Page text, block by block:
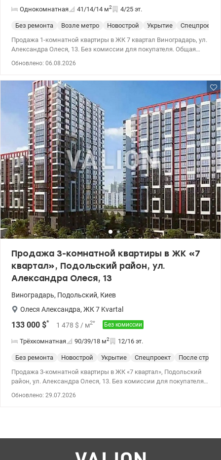
Однокомнатная 41/14/14 м2 4/25 эт.
Без ремонта Возле метро Новострой Укрытие
Спецпроект
Продажа 1-комнатной квартиры в ЖК 7 квартал Виноградарь, ул.
Александра Олеся, 13. Без комиссии для покупателя. Общая
гостиная — 14,3 кв. м, этаж 4/25. Квартира находится в доме 7.1, в
эксплуатацию в III квартале 2026 года, ведутся работы по фасаду
и благоустройству территории. Дом находится между ЖК
«Варшавские», ТРЦ «Ретровиль» – 150 м пешком. Продажа по
уступке прав в офисе застройщика, комиссию за уступку
оплачивает Продавец. Владелец в Украине. Цена: 65 000 у.е.
тел.0674452627 Евгения.valion.ua/1152394
Обновлено: 06.08.2026
Продажа 3-комнатной квартиры в ЖК «7
квартал», Подольский район, ул.
Александра Олеся, 13
Виноградарь, Подольский, Киев
Олеся Александра, ЖК 7 Kvartal
133 000 $* 1 478 $ / м2* Без комиссии
Трёхкомнатная 90/39/18 м2 12/16 эт.
Без ремонта Новострой Укрытие Спецпроект
После
Продажа 3-комнатной квартиры в ЖК «7 квартал», Подольский
район, ул. Александра Олеся, 13. Без комиссии для покупателя.
— 17,7 кв. м, этаж — 12/16. Двусторонняя квартира находится в
«Варшавские», ТРЦ «Ретровиль» пешком 150 м. Видео квартиры
Евгения.valion.ua/1150834
Обновлено: 29.07.2026